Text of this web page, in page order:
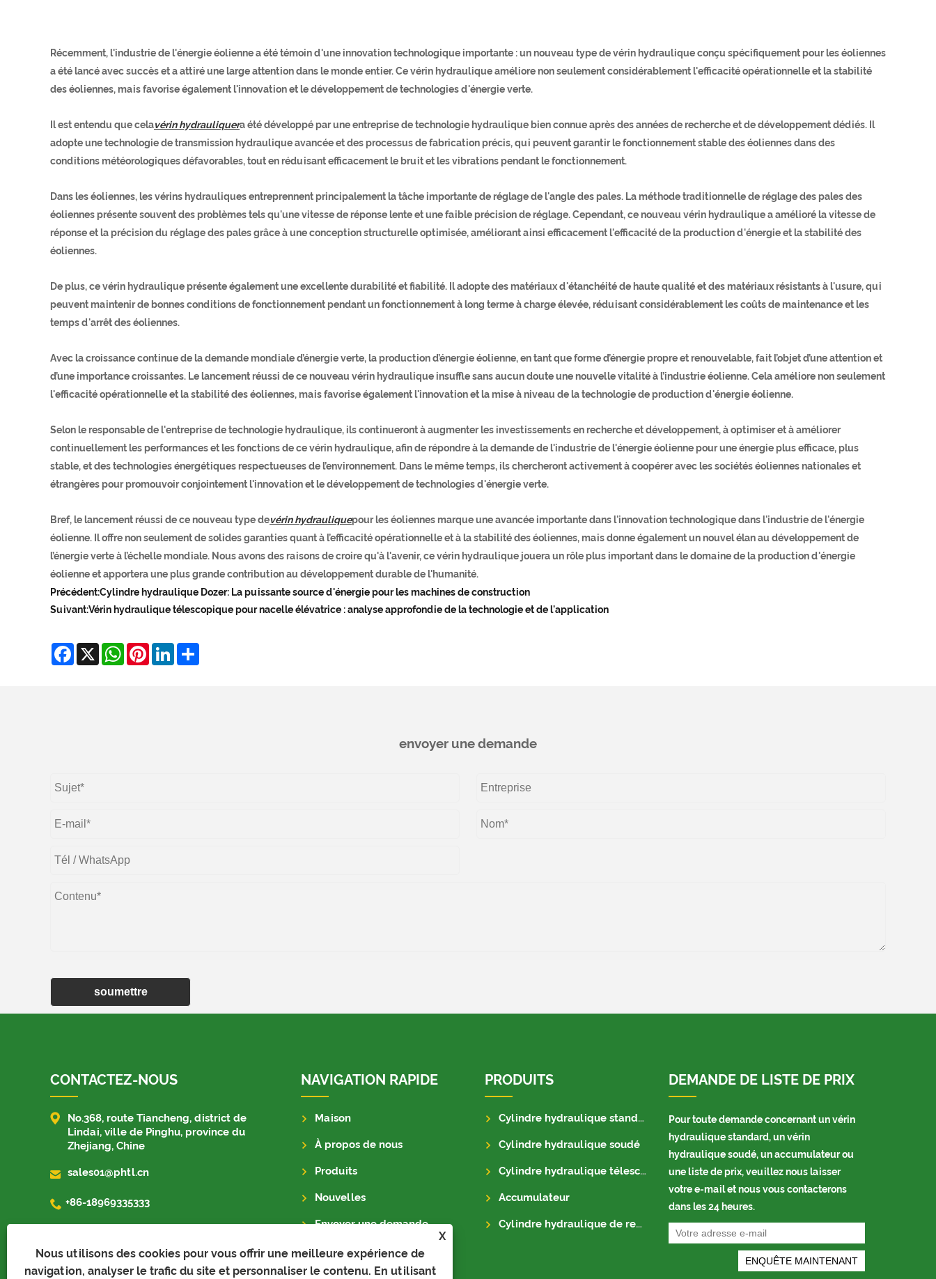
Récemment, l'industrie de l'énergie éolienne a été témoin d'une innovation technologique importante : un nouveau type de vérin hydraulique conçu spécifiquement pour les éoliennes
a été lancé avec succès et a attiré une large attention dans le monde entier. Ce vérin hydraulique améliore non seulement considérablement l'efficacité opérationnelle et la stabilité
des éoliennes, mais favorise également l'innovation et le développement de technologies d'énergie verte.
Il est entendu que celavérin hydrauliquera été développé par une entreprise de technologie hydraulique bien connue après des années de recherche et de développement dédiés. Il
adopte une technologie de transmission hydraulique avancée et des processus de fabrication précis, qui peuvent garantir le fonctionnement stable des éoliennes dans des
conditions météorologiques défavorables, tout en réduisant efficacement le bruit et les vibrations pendant le fonctionnement.
Dans les éoliennes, les vérins hydrauliques entreprennent principalement la tâche importante de réglage de l'angle des pales. La méthode traditionnelle de réglage des pales des
éoliennes présente souvent des problèmes tels qu'une vitesse de réponse lente et une faible précision de réglage. Cependant, ce nouveau vérin hydraulique a amélioré la vitesse de
réponse et la précision du réglage des pales grâce à une conception structurelle optimisée, améliorant ainsi efficacement l'efficacité de la production d'énergie et la stabilité des
éoliennes.
De plus, ce vérin hydraulique présente également une excellente durabilité et fiabilité. Il adopte des matériaux d'étanchéité de haute qualité et des matériaux résistants à l'usure, qui
peuvent maintenir de bonnes conditions de fonctionnement pendant un fonctionnement à long terme à charge élevée, réduisant considérablement les coûts de maintenance et les
temps d'arrêt des éoliennes.
Avec la croissance continue de la demande mondiale d’énergie verte, la production d’énergie éolienne, en tant que forme d’énergie propre et renouvelable, fait l’objet d’une attention et
d’une importance croissantes. Le lancement réussi de ce nouveau vérin hydraulique insuffle sans aucun doute une nouvelle vitalité à l’industrie éolienne. Cela améliore non seulement
l'efficacité opérationnelle et la stabilité des éoliennes, mais favorise également l'innovation et la mise à niveau de la technologie de production d'énergie éolienne.
Selon le responsable de l'entreprise de technologie hydraulique, ils continueront à augmenter les investissements en recherche et développement, à optimiser et à améliorer
continuellement les performances et les fonctions de ce vérin hydraulique, afin de répondre à la demande de l'industrie de l'énergie éolienne pour une énergie plus efficace, plus
stable, et des technologies énergétiques respectueuses de l’environnement. Dans le même temps, ils chercheront activement à coopérer avec les sociétés éoliennes nationales et
étrangères pour promouvoir conjointement l'innovation et le développement de technologies d'énergie verte.
Bref, le lancement réussi de ce nouveau type devérin hydrauliquepour les éoliennes marque une avancée importante dans l'innovation technologique dans l'industrie de l'énergie
éolienne. Il offre non seulement de solides garanties quant à l’efficacité opérationnelle et à la stabilité des éoliennes, mais donne également un nouvel élan au développement de
l’énergie verte à l’échelle mondiale. Nous avons des raisons de croire qu'à l'avenir, ce vérin hydraulique jouera un rôle plus important dans le domaine de la production d'énergie
éolienne et apportera une plus grande contribution au développement durable de l'humanité.
Précédent:Cylindre hydraulique Dozer: La puissante source d'énergie pour les machines de construction
Suivant:Vérin hydraulique télescopique pour nacelle élévatrice : analyse approfondie de la technologie et de l'application
Facebook
X WhatsApp
Pinterest
LinkedIn
envoyer une demande
soumettre
X
Nous utilisons des cookies pour vous offrir une meilleure expérience de
navigation, analyser le trafic du site et personnaliser le contenu. En utilisant
CONTACTEZ-NOUS

No.368, route Tiancheng, district de
Lindai, ville de Pinghu, province du
Zhejiang, Chine
 sales01@phtl.cn
 +86-18969335333
NAVIGATION RAPIDE
Maison
À propos de nous
Produits
Nouvelles
Envoyer une demande
Contactez-nous
PRODUITS
Cylindre hydraulique standard
Cylindre hydraulique soudé
Cylindre hydraulique télescopique
Accumulateur
Cylindre hydraulique de remorque
DEMANDE DE LISTE DE PRIX
Pour toute demande concernant un vérin
hydraulique standard, un vérin
hydraulique soudé, un accumulateur ou
une liste de prix, veuillez nous laisser
votre e-mail et nous vous contacterons
dans les 24 heures.